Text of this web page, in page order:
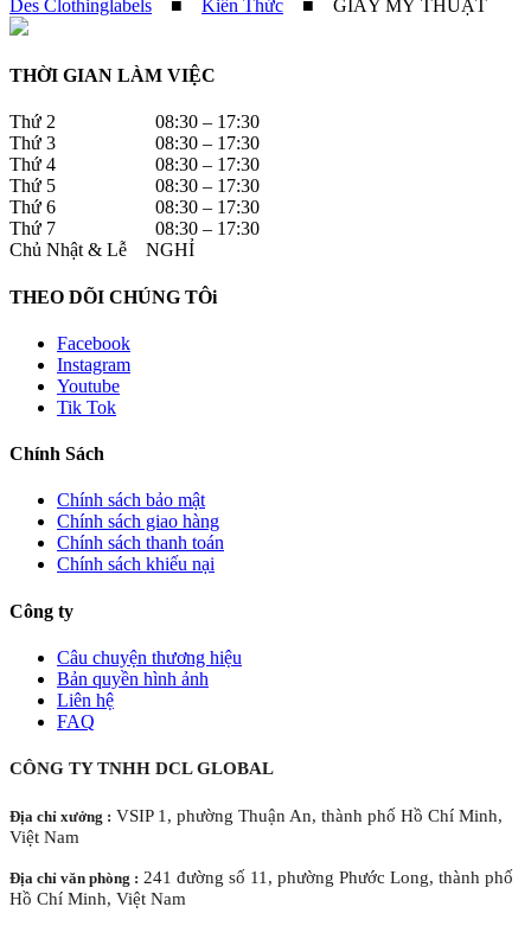
Des Clothinglabels ■ Kiến Thức ■ GIẤY MỸ THUẬT
THỜI GIAN LÀM VIỆC
Thứ 2 08:30 – 17:30
Thứ 3 08:30 – 17:30
Thứ 4 08:30 – 17:30
Thứ 5 08:30 – 17:30
Thứ 6 08:30 – 17:30
Thứ 7 08:30 – 17:30
Chủ Nhật & Lễ NGHỈ
THEO DÕI CHÚNG TÔi
Facebook
Instagram
Youtube
Tik Tok
Chính Sách
Chính sách bảo mật
Chính sách giao hàng
Chính sách thanh toán
Chính sách khiếu nại
Công ty
Câu chuyện thương hiệu
Bản quyền hình ảnh
Liên hệ
FAQ
CÔNG TY TNHH DCL GLOBAL
Địa chỉ xưởng : VSIP 1, phường Thuận An, thành phố Hồ Chí Minh,
Việt Nam
Địa chỉ văn phòng : 241 đường số 11, phường Phước Long, thành phố
Hồ Chí Minh, Việt Nam